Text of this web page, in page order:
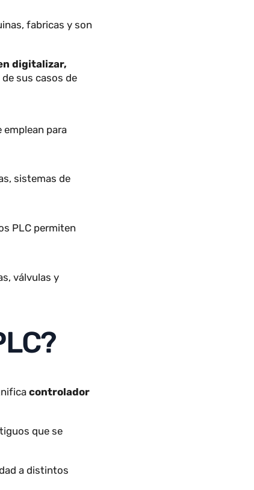
en la automatización se
máquinas, fabricas y son
de sus casos de
se emplean para
sistemas de
los PLC permiten
válvulas y
PLC?